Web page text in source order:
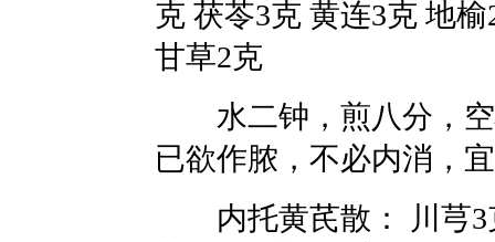
克 茯苓3克 黄连3克 地
甘草2克
水二钟，煎八分，空
已欲作脓，不必内消，
内托黄芪散： 川芎3